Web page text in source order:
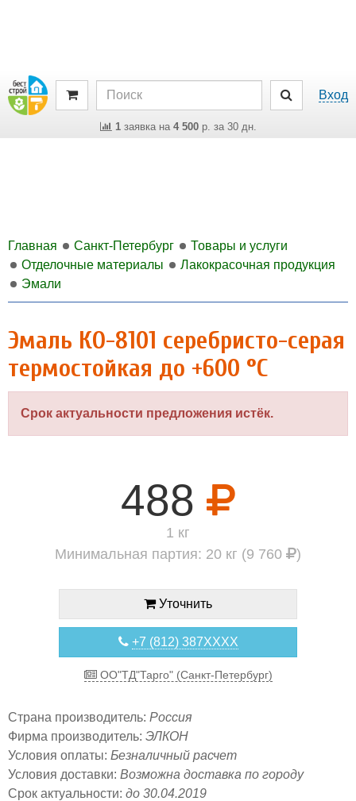
Вход
1заявка на 4 500р. за 30 дн.
Главная Санкт-Петербург
Товары и услуги
Отделочные материалы
Лакокрасочная продукция
Эмали
Эмаль КО-8101 серебристо-серая
термостойкая до +600 °C
Срок актуальности предложения истёк.
488
1 кг
Минимальная партия: 20 кг (9 760
)
Уточнить
+7 (812) 387XXXX
ОО"ТД"Тарго" (Санкт-Петербург)
Страна производитель: Россия
Фирма производитель: ЭЛКОН
Условия оплаты: Безналичный расчет
Условия доставки: Возможна доставка по городу
Срок актуальности: до 30.04.2019